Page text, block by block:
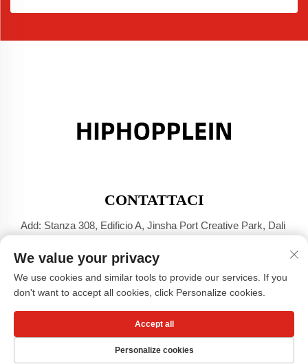
CONTATTACI
Add: Stanza 308, Edificio A, Jinsha Port Creative Park, Dali
Tel: +86-17304049586
E-mail:[email protected]
Diritti d'autore © Guangzhou Xiaohongshu Clothing Co., LTD -
Informativa sulla privacy
We value your privacy
We use cookies and similar tools to provide our services. If you
don't want to accept all cookies, click Personalize cookies.
Personalize cookies
Accept all